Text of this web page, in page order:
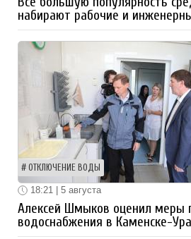
набирают рабочие и
ОТКЛЮЧЕНИЕ ВОДЫ
18:21 | 5 августа
Алексей Шмыков оценил меры
водоснабжения в Каменске-